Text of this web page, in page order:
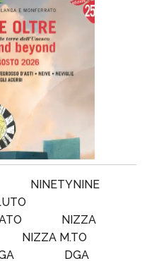
NINETYNINE
NIZZA
NIZZA M.TO
DGA